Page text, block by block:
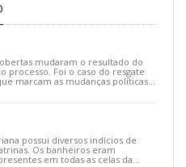
mudaram o resultado do
processo. Foi o caso do resgate
marcam as mudanças políticas
possui diversos indícios de
Os banheiros eram
em todas as celas da